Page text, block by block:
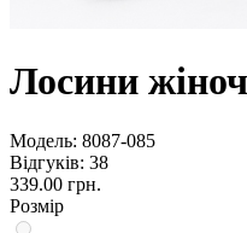
Лосини
Модель: 8087-085
Відгуків: 38
339.00 грн.
Розмір